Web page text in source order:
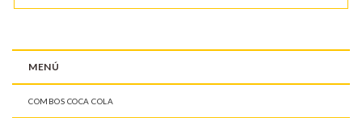
MENÚ
COMBOS COCA COLA